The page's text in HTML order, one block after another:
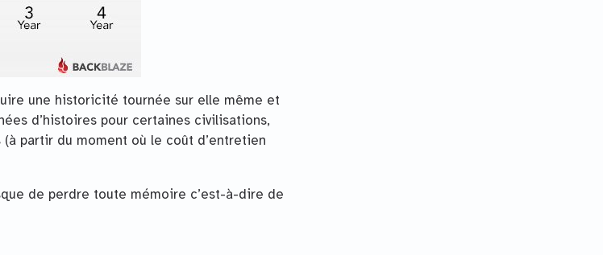
une historicité tournée sur elle même et
d’histoires pour certaines civilisations,
partir du moment où le coût d’entretien
de perdre toute mémoire c’est-à-dire de